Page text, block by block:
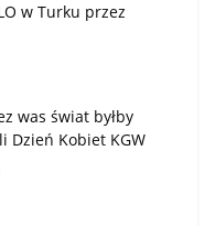
w Turku przez
was świat byłby
Dzień Kobiet KGW